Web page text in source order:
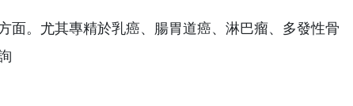
面。尤其專精於乳癌、腸胃道癌、淋巴瘤、多發性骨